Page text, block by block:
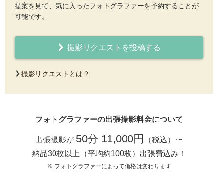
提案を見て、気に入ったフォトグラファーを予約することが
可能です。
撮影リクエストを投稿する
撮影リクエストとは？
フォトグラファーの出張撮影料金について
出張撮影が 50分 11,000円
（税込）〜
納品30枚以上（平均約100枚）出張費込み！
※ フォトグラファーによって価格は変わります